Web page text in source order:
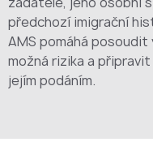
předchozí imigrační
AMS pomáhá
možná rizika a
jejím podáním.